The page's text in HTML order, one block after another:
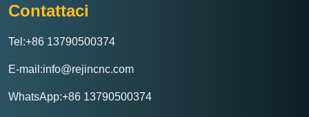
Contattaci
Tel:+86 13790500374
E-mail:info@rejincnc.com
WhatsApp:+86 13790500374